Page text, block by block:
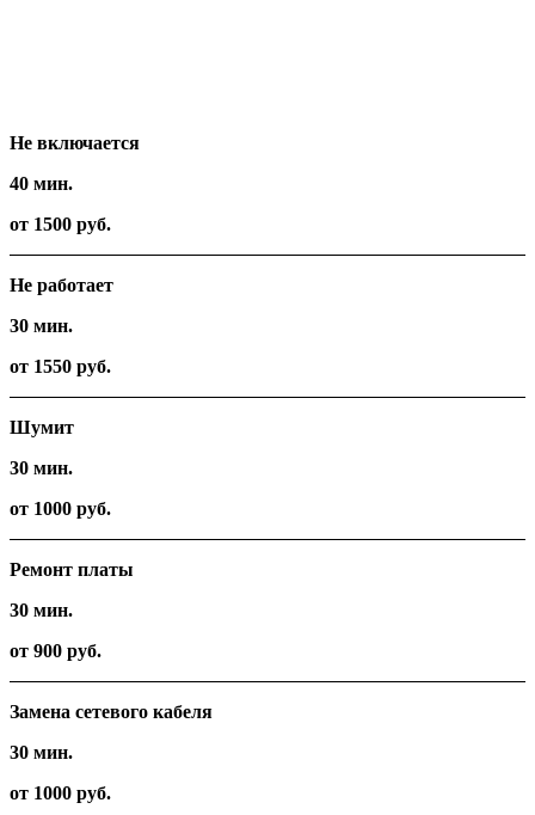
Не включается
40 мин.
от 1500 руб.
Не работает
30 мин.
от 1550 руб.
Шумит
30 мин.
от 1000 руб.
Ремонт платы
30 мин.
от 900 руб.
Замена сетевого кабеля
30 мин.
от 1000 руб.